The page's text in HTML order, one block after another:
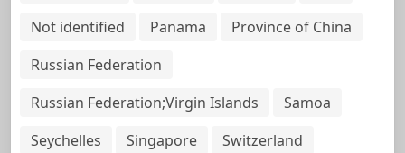
Not identified
Panama
Province of China
Russian Federation
Russian Federation;Virgin Islands
Samoa
Seychelles
Singapore Switzerland